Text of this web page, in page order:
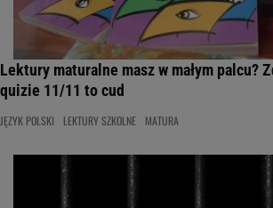
Lektury maturalne masz w małym palcu?
quizie 11/11 to cud
JĘZYK POLSKI LEKTURY SZKOLNE MATURA